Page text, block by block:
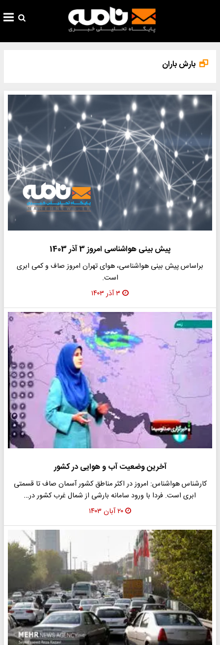
بارش باران
پیش بینی هواشناسی امروز 3 آذر 1403
براساس پیش بینی هواشناسی، هوای تهران امروز صاف و کمی ابری
است.
۳ آذر ۱۴۰۳
آخرین وضعیت آب و هوایی در کشور
کارشناس هواشناس: امروز در اکثر مناطق کشور آسمان صاف تا قسمتی
ابری است. فردا با ورود سامانه بارشی از شمال غرب کشور در…
۲۰ آبان ۱۴۰۳